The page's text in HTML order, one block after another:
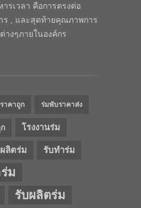
รเวลา คือการตรงต่อ
ร , และสุดท้ายคุณภาพการ
งๆภายในองค์กร
าคาถูก ร่มพับราคาส่ง
โรงงานร่ม
ผลิตร่ม รับทำร่ม
ม
รับผลิตร่ม